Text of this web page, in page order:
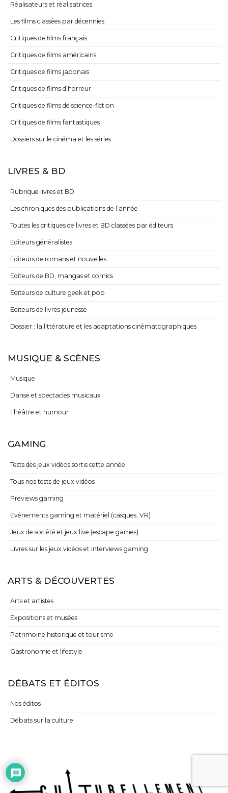
Réalisateurs et réalisatrices
Les films classées par décennies
Critiques de films français
Critiques de films américains
Critiques de films japonais
Critiques de films d’horreur
Critiques de films de science-fiction
Critiques de films fantastiques
Dossiers sur le cinéma et les séries
LIVRES & BD
Rubrique livres et BD
Les chroniques des publications de l’année
Toutes les critiques de livres et BD classées par éditeurs
Editeurs généralistes
Editeurs de romans et nouvelles
Editeurs de BD, mangas et comics
Editeurs de culture geek et pop
Editeurs de livres jeunesse
Dossier : la littérature et les adaptations cinématographiques
MUSIQUE & SCÈNES
Musique
Danse et spectacles musicaux
Théâtre et humour
GAMING
Tests des jeux vidéos sortis cette année
Tous nos tests de jeux vidéos
Previews gaming
Evénements gaming et matériel (casques, VR)
Jeux de société et jeux live (escape games)
Livres sur les jeux vidéos et interviews gaming
ARTS & DÉCOUVERTES
Arts et artistes
Expositions et musées
Patrimoine historique et tourisme
Gastronomie et lifestyle
DÉBATS ET ÉDITOS
Nos éditos
Débats sur la culture